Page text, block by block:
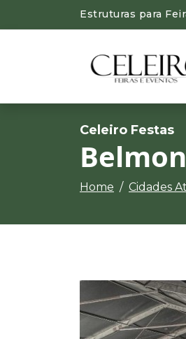
Estruturas para
Celeiro Festas
Home Cidades